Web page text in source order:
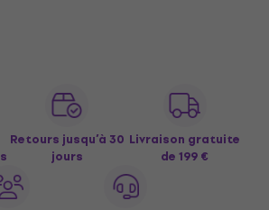
Retours jusqu’à 30
jours
Livraison gratuite
de 199 €